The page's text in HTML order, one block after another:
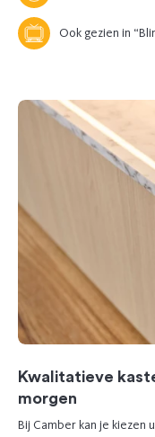
Ook gezien in
Kwalitatieve
morgen
Bij Camber kan je kiezen